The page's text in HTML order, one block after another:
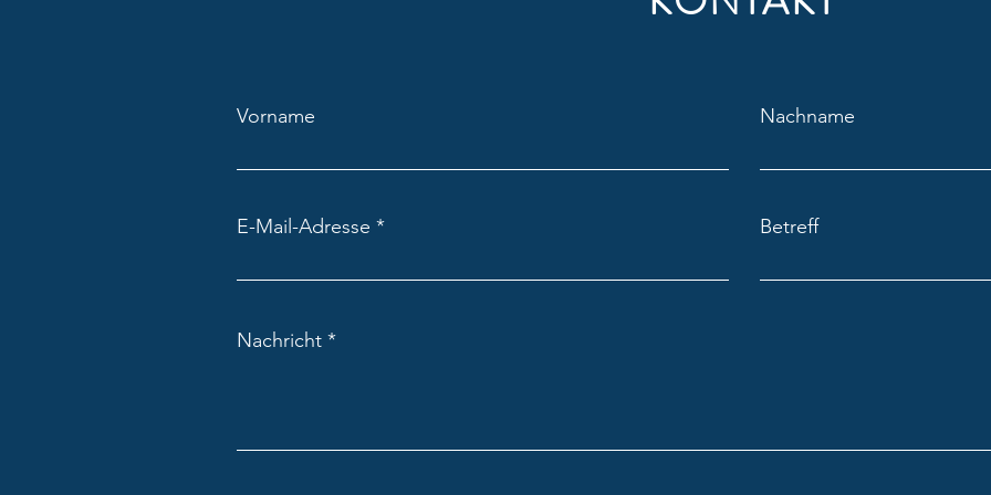
Vorname Nachname
E-Mail-Adresse Betreff
Nachricht